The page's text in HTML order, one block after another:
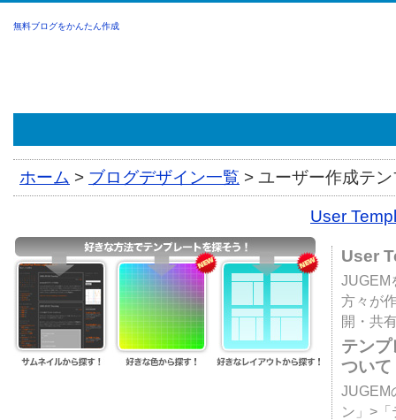
無料ブログをかんたん作成
ホーム > ブログデザイン一覧 > ユーザー作成テ
User
User
JUGEM
方々が
開・共
テン
ついて
JUGEM
ン」>